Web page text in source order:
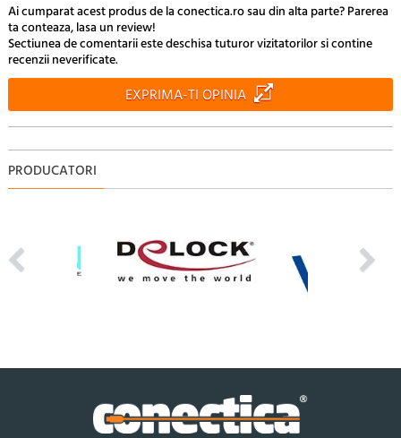
Ai cumparat acest produs de la conectica.ro sau din alta parte? Parerea
ta conteaza, lasa un review!
Sectiunea de comentarii este deschisa tuturor vizitatorilor si contine
recenzii neverificate.
EXPRIMA-TI OPINIA
PRODUCATORI